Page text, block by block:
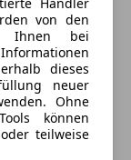
von den
Ihnen bei
dieses
neuer
Ohne
können
teilweise